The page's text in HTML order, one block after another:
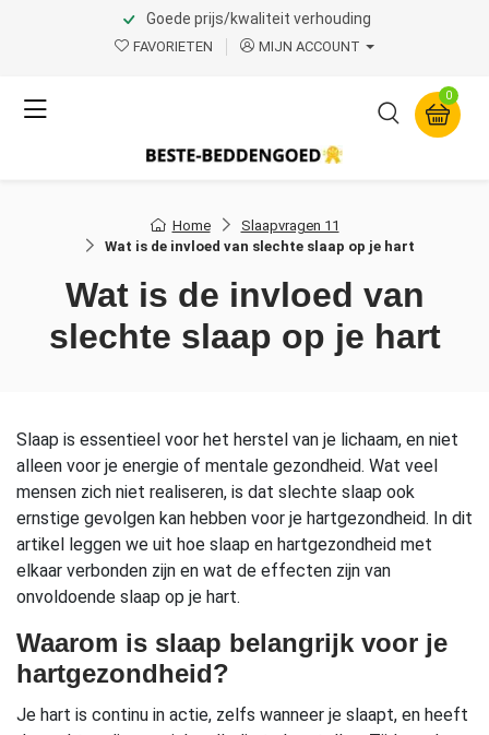
Goede prijs/kwaliteit verhouding
FAVORIETEN MIJN ACCOUNT
0
Home
Slaapvragen 11
Wat is de invloed van slechte slaap op je hart
Wat is de invloed van
slechte slaap op je hart
Slaap is essentieel voor het herstel van je lichaam, en niet
alleen voor je energie of mentale gezondheid. Wat veel
mensen zich niet realiseren, is dat slechte slaap ook
ernstige gevolgen kan hebben voor je hartgezondheid. In dit
artikel leggen we uit hoe slaap en hartgezondheid met
elkaar verbonden zijn en wat de effecten zijn van
onvoldoende slaap op je hart.
Waarom is slaap belangrijk voor je
hartgezondheid?
Je hart is continu in actie, zelfs wanneer je slaapt, en heeft